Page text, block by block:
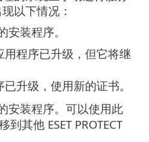
以下情况：
安装程序。
用程序已升级，但它将继
升级，使用新的证书。
安装程序。可以使用此
其他 ESET PROTECT